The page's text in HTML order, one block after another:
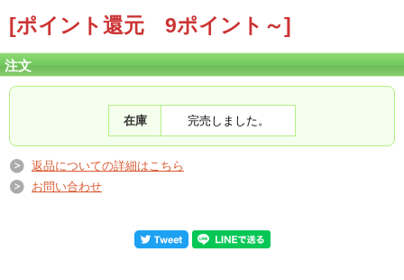
栽培基準はこのページ下部にございます。
[ポイント還元 9ポイント～]
注文
在庫 完売しました。
返品についての詳細はこちら
お問い合わせ